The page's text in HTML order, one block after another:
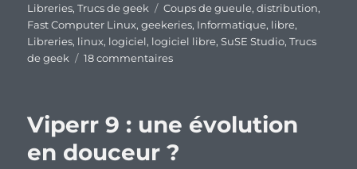
le
Libreries,Trucs de geek Étiquettes
Coups de gueule,distribution,
Fast Computer Linux,geekeries, Informatique, libre,
Libreries, linux, logiciel, logiciel libre,SuSE Studio,Trucs
de geek
18 commentairessur
:
comment
Viperr 9 : une évolution
en douceur ?